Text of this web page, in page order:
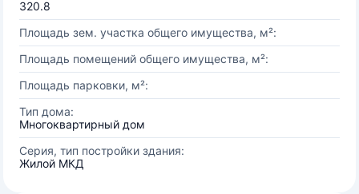
320.8
Площадь зем. участка общего имущества, м²:
Площадь помещений общего имущества, м²:
Площадь парковки, м²:
Тип дома:
Многоквартирный дом
Серия, тип постройки здания:
Жилой МКД